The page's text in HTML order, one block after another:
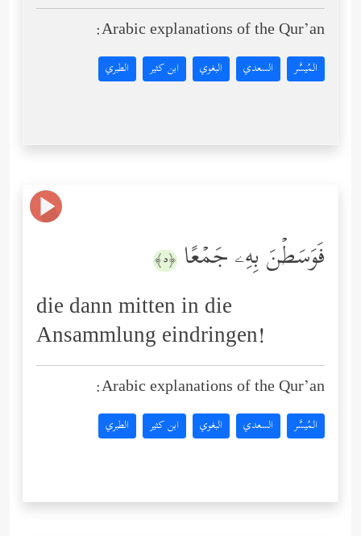
Arabic explanations of the Qur’an:
المُيسَّر السعدي البغوي ابن كثير الطبري
فَوَسَطۡنَ بِهِۦ جَمۡعًا ﴿٥﴾
die dann mitten in die
Ansammlung eindringen!
Arabic explanations of the Qur’an:
المُيسَّر السعدي البغوي ابن كثير الطبري